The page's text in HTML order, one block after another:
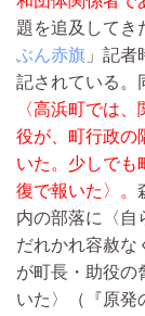
題を追及してき
ぶん赤旗 」記
記されている。
〈高浜町では
役が、町行政の
いた。少しでも
復で報いた〉。
内の部落に〈自
だれかれ容赦な
が町長・助役の
いた〉（『原発